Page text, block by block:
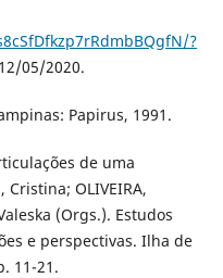
?
05/2020.
Papirus, 1991.
de uma
Cristina; OLIVEIRA,
(Orgs.). Estudos
e perspectivas. Ilha de
11-21.